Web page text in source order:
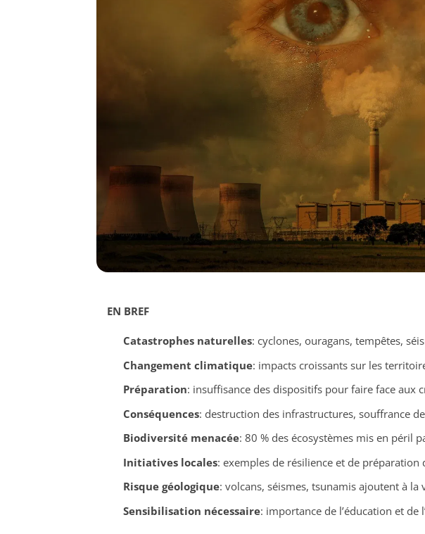
EN BREF
Catastrophes naturelles: cyclones, ouragans, tempêtes,
Changement climatique: impacts croissants sur les
Préparation: insuffisance des dispositifs pour faire face aux
Conséquences: destruction des infrastructures, souffrance
Biodiversité menacée: 80 % des écosystèmes mis en péril
Initiatives locales: exemples de résilience et de préparation
Risque géologique: volcans, séismes, tsunamis ajoutent à
Sensibilisation nécessaire: importance de l’éducation et